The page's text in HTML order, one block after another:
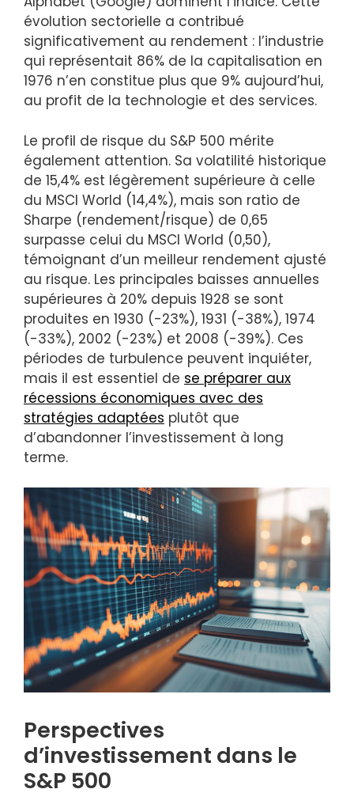
évolution sectorielle a contribué
significativement au rendement : l’industrie
qui représentait 86% de la capitalisation en
1976 n’en constitue plus que 9% aujourd’hui,
au profit de la technologie et des services.
Le profil de risque du S&P 500 mérite
également attention. Sa volatilité historique
de 15,4% est légèrement supérieure à celle
du MSCI World (14,4%), mais son ratio de
Sharpe (rendement/risque) de 0,65
surpasse celui du MSCI World (0,50),
témoignant d’un meilleur rendement ajusté
au risque. Les principales baisses annuelles
supérieures à 20% depuis 1928 se sont
produites en 1930 (-23%), 1931 (-38%), 1974
(-33%), 2002 (-23%) et 2008 (-39%). Ces
périodes de turbulence peuvent inquiéter,
mais il est essentiel de se préparer aux
récessions économiques avec des
stratégies adaptées plutôt que
d’abandonner l’investissement à long
terme.
Perspectives
d’investissement dans le
S&P 500